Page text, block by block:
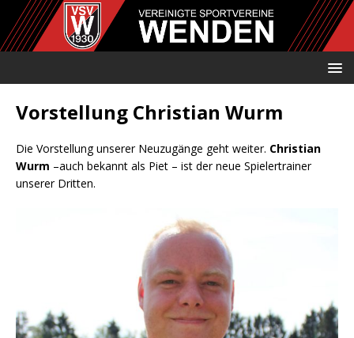
Vorstellung Christian Wurm
Die Vorstellung unserer Neuzugänge geht weiter. Christian
Wurm –auch bekannt als Piet – ist der neue Spielertrainer
unserer Dritten.